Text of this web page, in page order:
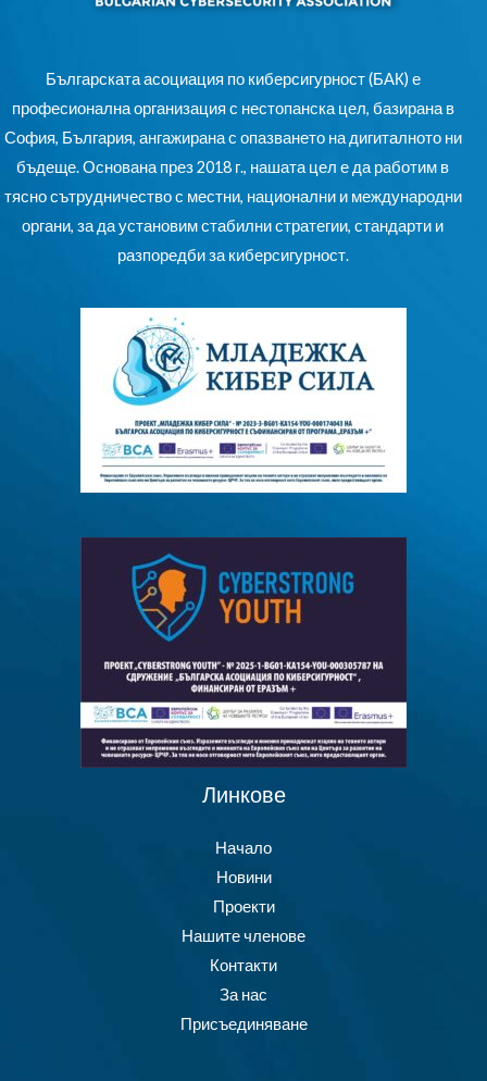
Българската асоциация по киберсигурност (БАК) е
професионална организация с нестопанска цел, базирана в
София, България, ангажирана с опазването на дигиталното ни
бъдеще. Основана през 2018 г., нашата цел е да работим в
тясно сътрудничество с местни, национални и международни
органи, за да установим стабилни стратегии, стандарти и
разпоредби за киберсигурност.
Линкове
Начало
Новини
Проекти
Нашите членове
Контакти
За нас
Присъединяване